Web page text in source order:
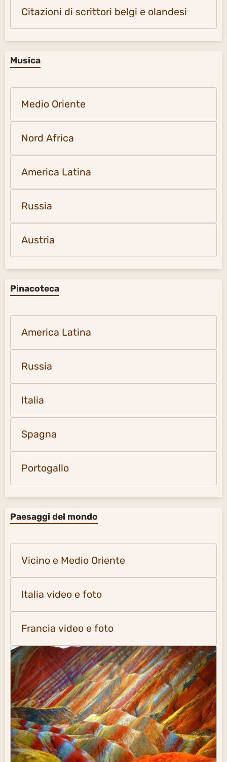
Citazioni di scrittori belgi e olandesi
Musica
Medio Oriente
Nord Africa
America Latina
Russia
Austria
Pinacoteca
America Latina
Russia
Italia
Spagna
Portogallo
Paesaggi del mondo
Vicino e Medio Oriente
Italia video e foto
Francia video e foto